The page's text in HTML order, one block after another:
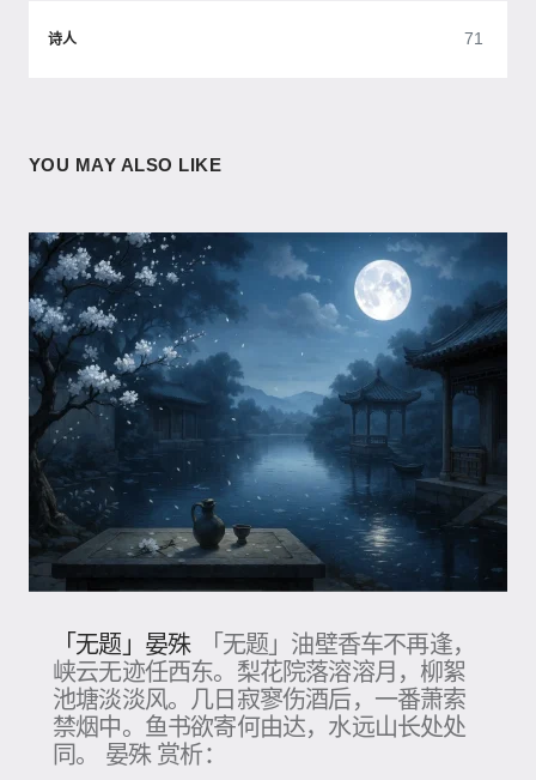
诗人 71
YOU MAY ALSO LIKE
「无题」晏殊
「无题」油壁香车不再逢，
峡云无迹任西东。梨花院落溶溶月，柳絮
池塘淡淡风。几日寂寥伤酒后，一番萧索
禁烟中。鱼书欲寄何由达，水远山长处处
同。 晏殊 赏析：